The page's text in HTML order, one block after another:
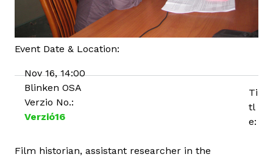
Event Date & Location:
Nov 16, 14:00
Blinken OSA
Verzio No.:
Verzió16
Ti
tl
e:
Film historian, assistant researcher in the